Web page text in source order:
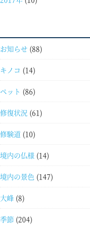
お知らせ (88)
キノコ (14)
ペット (86)
修復状況 (61)
修験道 (10)
境内の仏様 (14)
境内の景色 (147)
大峰 (8)
季節 (204)